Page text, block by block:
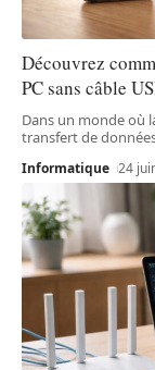
Découvrez
PC sans câble
Dans un monde où
transfert de
Informatique 24